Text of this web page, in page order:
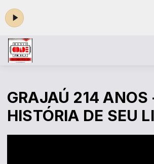
GRAJAÚ 214 ANOS
HISTÓRIA DE SEU